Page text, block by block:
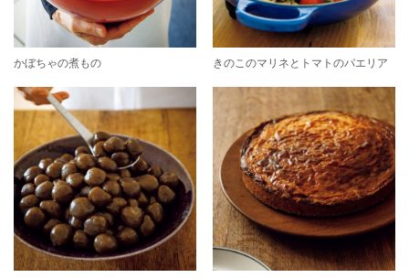
かぼちゃの煮もの きのこのマリネとトマトのパエリア